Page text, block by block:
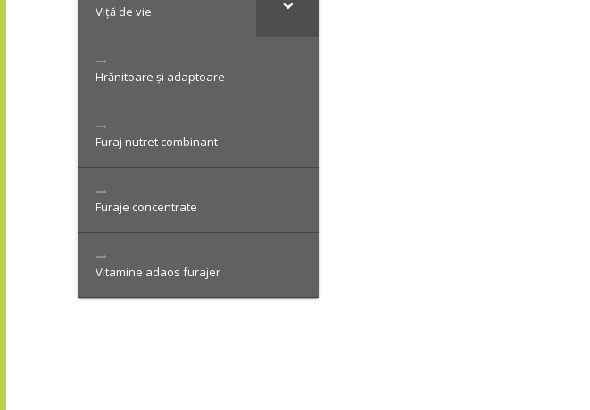
Viță de vie
Hrănitoare și adaptoare
Furaj nutret combinant
Furaje concentrate
Vitamine adaos furajer